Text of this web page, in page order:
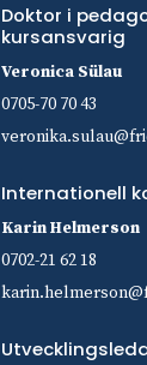
Doktor i
kursansvarig
Veronica Sülau
0705-70 70 43
Internationell
Karin Helmerson
0702-21 62 18